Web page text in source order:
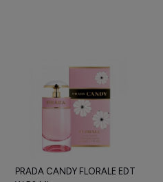
PRADA CANDY FLORALE EDT